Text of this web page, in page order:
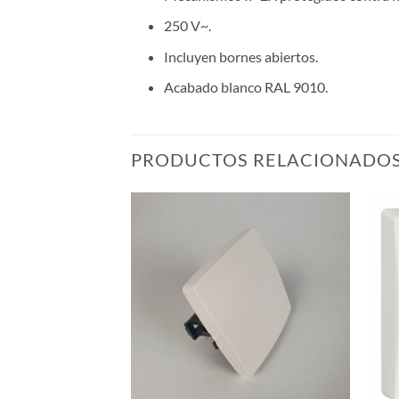
250 V~.
Incluyen bornes abiertos.
Acabado blanco RAL 9010.
PRODUCTOS